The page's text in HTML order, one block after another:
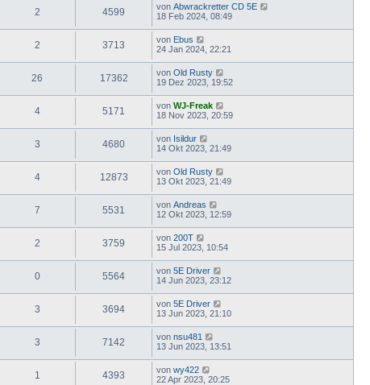
2 4599 von Abwrackretter CD 5E
18 Feb 2024, 08:49
2 3713 von Ebus
24 Jan 2024, 22:21
26 17362 von Old Rusty
19 Dez 2023, 19:52
4 5171 von WJ-Freak
18 Nov 2023, 20:59
3 4680 von Isildur
14 Okt 2023, 21:49
4 12873 von Old Rusty
13 Okt 2023, 21:49
7 5531 von Andreas
12 Okt 2023, 12:59
2 3759 von 200T
15 Jul 2023, 10:54
0 5564 von 5E Driver
14 Jun 2023, 23:12
3 3694 von 5E Driver
13 Jun 2023, 21:10
3 7142 von nsu481
13 Jun 2023, 13:51
1 4393 von wy422
22 Apr 2023, 20:25